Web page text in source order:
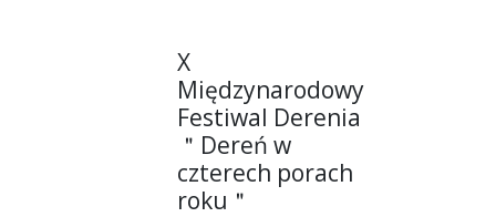
X
Międzynarodowy
Festiwal Derenia
＂Dereń w
czterech porach
roku＂